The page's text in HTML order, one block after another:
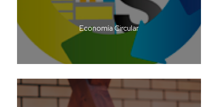
Economía Circular